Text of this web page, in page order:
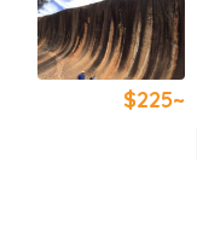
$225~